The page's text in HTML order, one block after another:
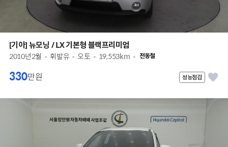
[기아] 뉴모닝 / LX 기본형 블랙프리미엄
2010년2월 휘발유 오토 19,553km 전동철
성능점검
330만원